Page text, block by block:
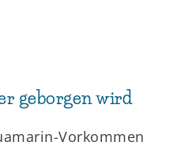
geborgen wird
Vorkommen